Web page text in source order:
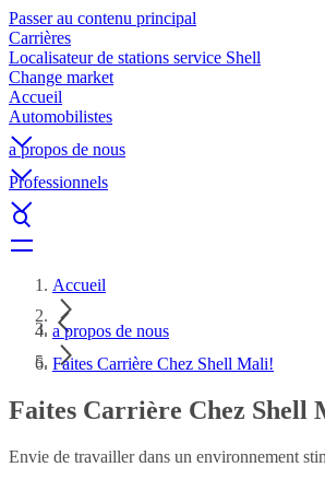
Passer au contenu principal
Carrières
Localisateur de stations service Shell
Change market
Accueil
Automobilistes
a propos de nous
Professionnels
Accueil
a propos de nous
Faites Carrière Chez Shell Mali!
Faites Carrière Chez Shell
Envie de travailler dans un environnement